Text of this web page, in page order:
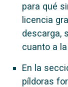
para qué
licencia
descarga,
cuanto a
En la
píldoras